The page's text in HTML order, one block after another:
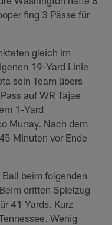
fing 3 Pässe für
gleich im
19-Yard Linie
sein Team übers
auf WR Tajae
1-Yard
Murray. Nach dem
Minuten vor Ende
beim folgenden
dritten Spielzug
41 Yards. Kurz
Wenig